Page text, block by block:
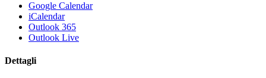
Google Calendar
iCalendar
Outlook 365
Outlook Live
Dettagli